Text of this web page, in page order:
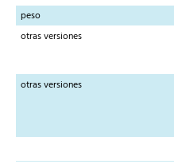
peso
otras versiones
otras versiones